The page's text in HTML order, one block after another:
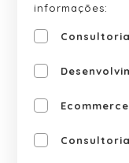
informações: